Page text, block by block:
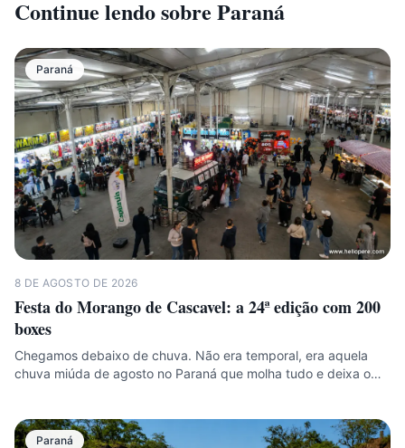
Continue lendo sobre Paraná
Paraná
8 DE AGOSTO DE 2026
Festa do Morango de Cascavel: a 24ª edição com 200
boxes
Chegamos debaixo de chuva. Não era temporal, era aquela
chuva miúda de agosto no Paraná que molha tudo e deixa o…
Paraná